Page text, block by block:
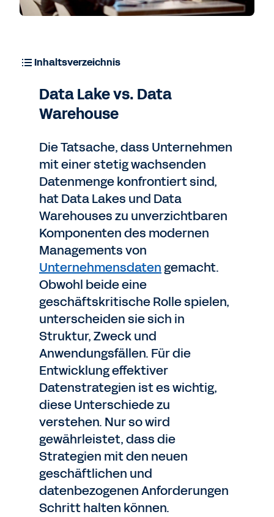
Inhaltsverzeichnis
Data Lake vs. Data
Warehouse
Die Tatsache, dass Unternehmen
mit einer stetig wachsenden
Datenmenge konfrontiert sind,
hat Data Lakes und Data
Warehouses zu unverzichtbaren
Komponenten des modernen
Managements von
Unternehmensdaten gemacht.
Obwohl beide eine
geschäftskritische Rolle spielen,
unterscheiden sie sich in
Struktur, Zweck und
Anwendungsfällen. Für die
Entwicklung effektiver
Datenstrategien ist es wichtig,
diese Unterschiede zu
verstehen. Nur so wird
gewährleistet, dass die
Strategien mit den neuen
geschäftlichen und
datenbezogenen Anforderungen
Schritt halten können.